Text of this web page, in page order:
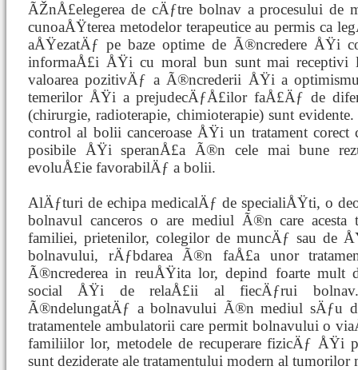
ÃŽnÅ£elegerea de cÄƒtre bolnav a procesului de
cunoaÅŸterea metodelor terapeutice au permis ca
aÅŸezatÄƒ pe baze optime de Ã®ncredere ÅŸi
informaÅ£i ÅŸi cu moral bun sunt mai receptivi
valoarea pozitivÄƒ a Ã®ncrederii ÅŸi a
temerilor ÅŸi a prejudecÄƒÅ£ilor faÅ£Äƒ de
(chirurgie, radioterapie, chimioterapie) sunt
control al bolii canceroase ÅŸi un tratament
posibile ÅŸi speranÅ£a Ã®n cele mai bune
evoluÅ£ie favorabilÄƒ a bolii.
AlÄƒturi de echipa medicalÄƒ de specialiÅŸti, o
bolnavul canceros o are mediul Ã®n care
familiei, prietenilor, colegilor de muncÄƒ sau de
bolnavului, rÄƒbdarea Ã®n faÅ£a unor
Ã®ncrederea in reuÅŸita lor, depind foarte mult
social ÅŸi de relaÅ£ii al fiecÄƒrui
Ã®ndelungatÄƒ a bolnavului Ã®n mediul sÄƒu
tratamentele ambulatorii care permit bolnavului o
familiilor lor, metodele de recuperare fizicÄƒ ÅŸi
sunt deziderate ale tratamentului modern al tumorilor